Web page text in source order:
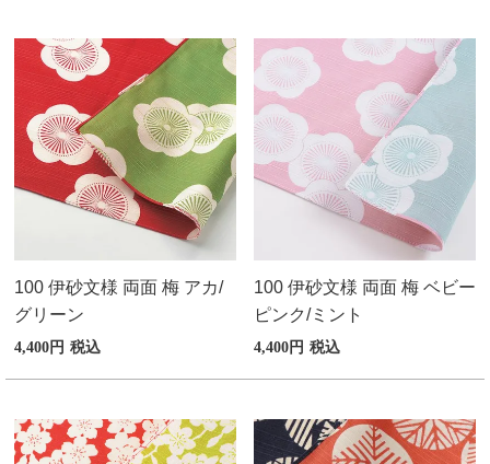
100 伊砂文様 両面 梅 アカ/
グリーン
4,400 税込
100 伊砂文様 両面 梅 ベビー
ピンク/ミント
4,400 税込